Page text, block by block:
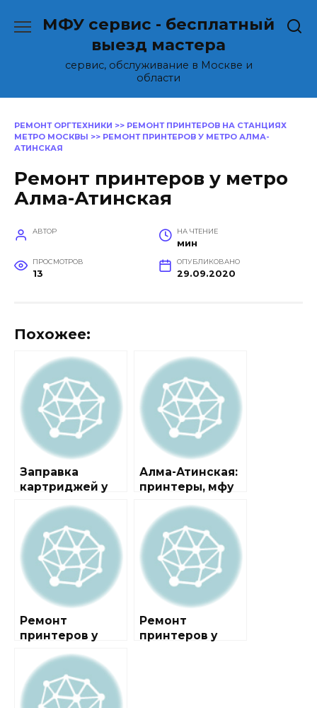
МФУ сервис - бесплатный
выезд мастера
сервис, обслуживание в Москве и
области
РЕМОНТ ОРГТЕХНИКИ >> РЕМОНТ ПРИНТЕРОВ НА СТАНЦИЯХ
МЕТРО МОСКВЫ >> РЕМОНТ ПРИНТЕРОВ У МЕТРО АЛМА-
АТИНСКАЯ
Ремонт принтеров у метро
Алма-Атинская
АВТОР НА ЧТЕНИЕ
мин
ПРОСМОТРОВ
13
ОПУБЛИКОВАНО
29.09.2020
Похожее:
Заправка
картриджей у
Атинская
Алма-Атинская:
принтеры, мфу
Ремонт
принтеров у
Белокаменная
Ремонт
принтеров у